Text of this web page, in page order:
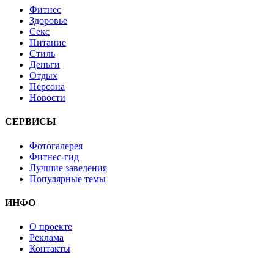
Фитнес
Здоровье
Секс
Питание
Стиль
Деньги
Отдых
Персона
Новости
СЕРВИСЫ
Фотогалерея
Фитнес-гид
Лучшие заведения
Популярные темы
ИНФО
О проекте
Реклама
Контакты